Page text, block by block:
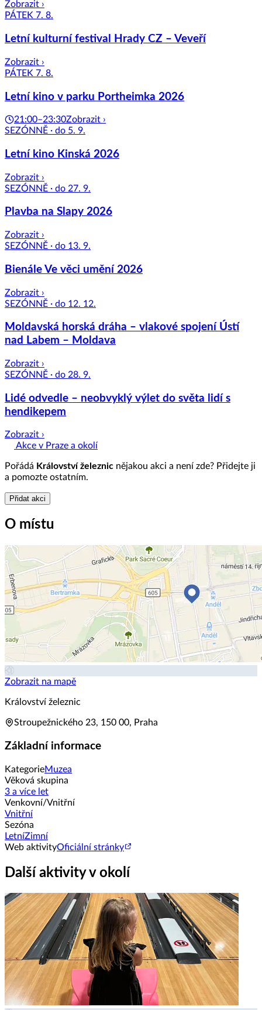
Zobrazit ›
PÁTEK 7. 8.
Letní kulturní festival Hrady CZ – Veveří
Zobrazit ›
PÁTEK 7. 8.
Letní kino v parku Portheimka 2026
21:00–23:30Zobrazit ›
SEZÓNNĚ · do 5. 9.
Letní kino Kinská 2026
Zobrazit ›
SEZÓNNĚ · do 27. 9.
Plavba na Slapy 2026
Zobrazit ›
SEZÓNNĚ · do 13. 9.
Bienále Ve věci umění 2026
Zobrazit ›
SEZÓNNĚ · do 12. 12.
Moldavská horská dráha – vlakové spojení Ústí
nad Labem – Moldava
Zobrazit ›
SEZÓNNĚ · do 28. 9.
Lidé odvedle – neobvyklý výlet do světa lidí s
hendikepem
Zobrazit ›
Akce v Praze a okolí
Pořádá Království železnic nějakou akci a není zde? Přidejte ji
a pomozte ostatním.
Přidat akci
O místu
Zobrazit na mapě
Království železnic
Stroupežnického 23, 150 00, Praha
Základní informace
KategorieMuzea
Věková skupina
3 a více let
Venkovní/Vnitřní
Vnitřní
Sezóna
LetníZimní
Web aktivityOficiální stránky
Další aktivity v okolí